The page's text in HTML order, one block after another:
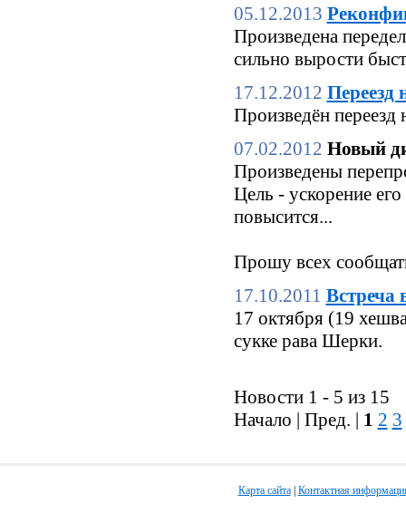
05.12.2013
Произведена
сильно вырости
17.12.2012 Переезд
Произведён переезд
07.02.2012 Новый
Произведены
Цель - ускорение
повысится...
Прошу всех
17.10.2011 Встреча
17 октября (19
сукке рава Шерки.
Новости 1 - 5 из 15
Начало | Пред. | 1 2 3
Карта сайта| Контактная